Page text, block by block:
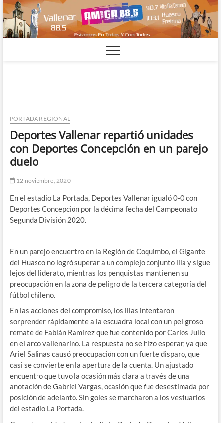
Saltar
al
contenido
PORTADA REGIONAL
Deportes Vallenar repartió unidades
con Deportes Concepción en un parejo
duelo
12 noviembre, 2020
En el estadio La Portada, Deportes Vallenar igualó 0-0 con
Deportes Concepción por la décima fecha del Campeonato
Segunda División 2020.
En un parejo encuentro en la Región de Coquimbo, el Gigante
del Huasco no logró superar a un complejo conjunto lila y sigue
lejos del liderato, mientras los penquistas mantienen su
preocupación en la zona de peligro de la tercera categoría del
fútbol chileno.
En las acciones del compromiso, los lilas intentaron
sorprender rápidamente a la escuadra local con un peligroso
remate de Fabián Ramírez que fue contenido por Carlos Julio
en el arco vallenarino. La respuesta no se hizo esperar, ya que
Ariel Salinas causó preocupación con un fuerte disparo, que
casi se convierte en la apertura de la cuenta. Un ajustado
encuentro que tuvo la ocasión más clara a través de una
anotación de Gabriel Vargas, ocasión que fue desestimada por
posición de adelanto. Sin goles se marcharon a los vestuarios
del estadio La Portada.